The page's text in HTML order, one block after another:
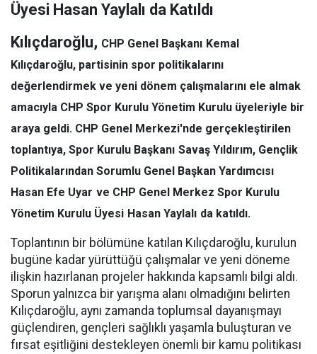
Üyesi Hasan Yaylalı da Katıldı
Kılıçdaroğlu, CHP Genel Başkanı Kemal
Kılıçdaroğlu, partisinin spor politikalarını
değerlendirmek ve yeni dönem çalışmalarını ele almak
amacıyla CHP Spor Kurulu Yönetim Kurulu üyeleriyle bir
araya geldi. CHP Genel Merkezi'nde gerçekleştirilen
toplantıya, Spor Kurulu Başkanı Savaş Yıldırım, Gençlik
Politikalarından Sorumlu Genel Başkan Yardımcısı
Hasan Efe Uyar ve CHP Genel Merkez Spor Kurulu
Yönetim Kurulu Üyesi Hasan Yaylalı da katıldı.
Toplantının bir bölümüne katılan Kılıçdaroğlu, kurulun
bugüne kadar yürüttüğü çalışmalar ve yeni döneme
ilişkin hazırlanan projeler hakkında kapsamlı bilgi aldı.
Sporun yalnızca bir yarışma alanı olmadığını belirten
Kılıçdaroğlu, aynı zamanda toplumsal dayanışmayı
güçlendiren, gençleri sağlıklı yaşamla buluşturan ve
fırsat eşitliğini destekleyen önemli bir kamu politikası